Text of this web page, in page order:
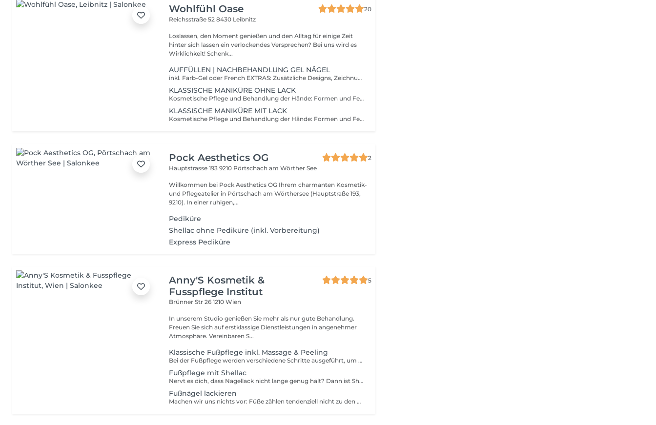
Wohlfühl Oase
20
Reichsstraße 528430 Leibnitz
Loslassen, den Moment genießen und den Alltag für einige Zeit
hinter sich lassen ein verlockendes Versprechen? Bei uns wird es
Wirklichkeit! Schenk...
AUFFÜLLEN | NACHBEHANDLUNG GEL NÄGEL
inkl. Farb-Gel oder French EXTRAS: Zusätzliche Designs, Zeichnungen, Muster, Steinchen ect. ab € 1,10 pro Nagel
KLASSISCHE MANIKÜRE OHNE LACK
Kosmetische Pflege und Behandlung der Hände: Formen und Feilen der Nägel nach Ihren Wünschen, Behandlung der Nagelhaut. Zum Abschluss Eincremen mit Hand- und Nagelpflege MIT GEL Überzug: UV-Gel | kein Nageldesign und keine Verlängerung der Nägel MIT LACK: Lackieren der Nägel mit Lack von MAVALA | kein Nageldesign und keine Verlängerung der Nägel
KLASSISCHE MANIKÜRE MIT LACK
Kosmetische Pflege und Behandlung der Hände: Formen und Feilen der Nägel nach Ihren Wünschen, Behandlung der Nagelhaut. Zum Abschluss Eincremen mit Hand- und Nagelpflege Zusätzlich Lackieren mit Premium Lack von MAVALA
Pock Aesthetics OG
2
Hauptstrasse 1939210 Pörtschach am Wörther See
Willkommen bei Pock Aesthetics OG Ihrem charmanten Kosmetik-
und Pflegeatelier in Pörtschach am Wörthersee (Hauptstraße 193,
9210). In einer ruhigen,...
Pediküre
Shellac ohne Pediküre (inkl. Vorbereitung)
Express Pediküre
Anny'S Kosmetik &
Fusspflege Institut
5
Brünner Str 261210 Wien
In unserem Studio genießen Sie mehr als nur gute Behandlung.
Freuen Sie sich auf erstklassige Dienstleistungen in angenehmer
Atmosphäre. Vereinbaren S...
Klassische Fußpflege inkl. Massage & Peeling
Bei der Fußpflege werden verschiedene Schritte ausgeführt, um die Haut deiner Füße gesund und zart werden zu lassen. Hornhaut wird entfernt und Nägel fachgerecht in Form geschnitten.
Fußpflege mit Shellac
Nervt es dich, dass Nagellack nicht lange genug hält? Dann ist Shellac eine gute Alternative für dich. Bei der Pediküre kannst du deine Füße zunächst von abgestorbenen Hautzellen reinigen lassen, und nach einer Pflegebahandlung deine Nägel mit dieser Gel-Variante versehen lassen. Nacheinander werden der Basecoat, die Farbschicht und der versiegelnde Topcoat aufgetragen. Nachdem die Schichten für wenige Sekunden unter einer UV Lampe getrocknet sind, hast du auch schon fertige Shellac-Nägel. Garantiert kratz- und stoßfest - und zwar bis zu 4 Wochen!
Fußnägel lackieren
Machen wir uns nichts vor: Füße zählen tendenziell nicht zu den attraktivsten Teilen die unser Körper zu bieten hat. Aber mit einem schönen Nagellack vom Profi aufgetragen - voilà! So kannst du deine nackten Füße nicht nur im Sommer vorzeige tauglich machen!